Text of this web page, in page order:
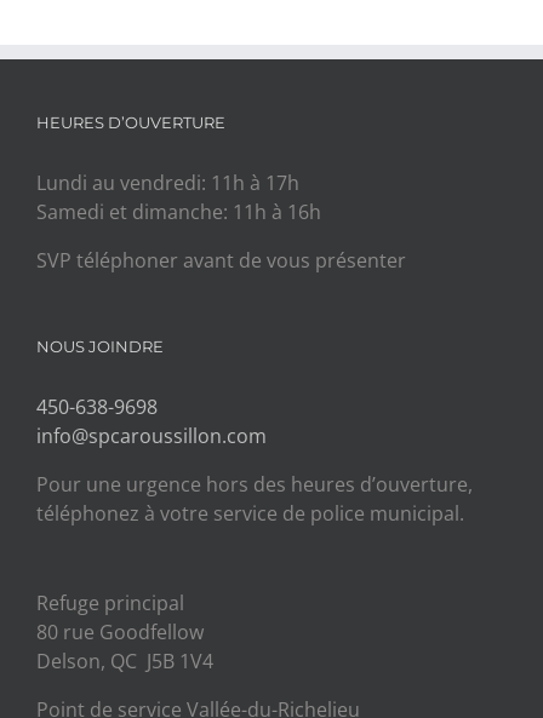
HEURES D’OUVERTURE
Lundi au vendredi: 11h à 17h
Samedi et dimanche: 11h à 16h
SVP téléphoner avant de vous présenter
NOUS JOINDRE
450-638-9698
info@spcaroussillon.com
Pour une urgence hors des heures d’ouverture,
téléphonez à votre service de police municipal.
Refuge principal
80 rue Goodfellow
Delson, QC J5B 1V4
Point de service Vallée-du-Richelieu